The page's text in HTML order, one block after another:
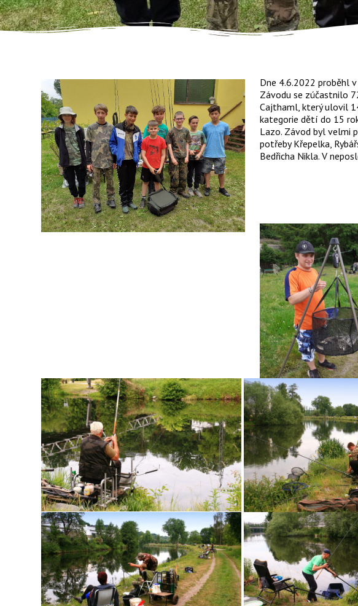
Dne 4.6.2022 proběhl
Závodu se zúčastnilo
Cajthaml, který ulovil
kategorie dětí do 15
Lazo. Závod byl velmi
potřeby Křepelka,
Bedřicha Nikla. V